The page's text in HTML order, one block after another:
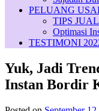
PELUANG
TIPS
Optimasi
TESTIMONI
Yuk, Jadi
Instan Bordir